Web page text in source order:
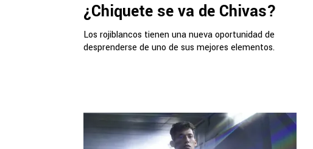
¿Chiquete se va de Chivas?
Los rojiblancos tienen una nueva oportunidad de
desprenderse de uno de sus mejores elementos.